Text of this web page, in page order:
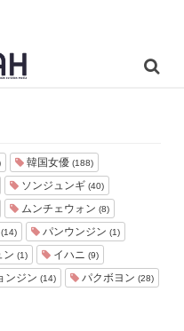
韓国女優 (188)
ソンジュンギ (40)
ムンチェウォン (8)
(14) パンウンジン (1)
ン (1) イハニ (9)
ンジン (14) パクボヨン (28)